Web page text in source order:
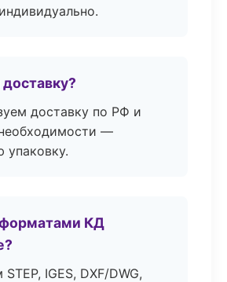
доставку по РФ и
—
упаковку.
КД
IGES, DXF/DWG,